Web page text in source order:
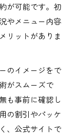
が可能です。初
やメニュー内容
リットがありま
のイメージをで
がスムーズで
も事前に確認し
の割引やパッケ
、公式サイトで